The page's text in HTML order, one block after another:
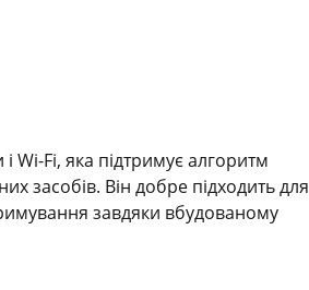
Wi-Fi, яка підтримує алгоритм
засобів. Він добре підходить для
завдяки вбудованому